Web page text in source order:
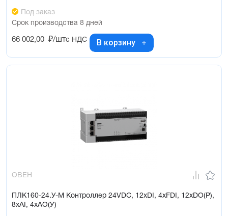
Под заказ
Срок производства 8 дней
66 002,00 ₽/штс НДС В корзину
ОВЕН
ПЛК160-24.У-М Контроллер 24VDC, 12xDI, 4xFDI, 12xDO(Р),
8xAI, 4xAO(У)